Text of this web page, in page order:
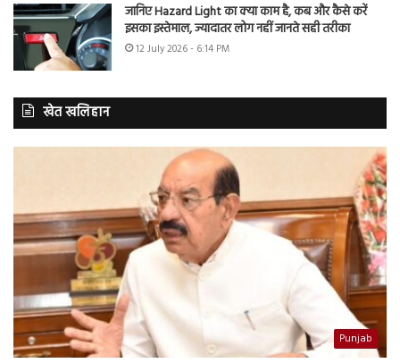
जानिए Hazard Light का क्या काम है, कब और कैसे करें
इसका इस्तेमाल, ज्यादातर लोग नहीं जानते सही तरीका
12 July 2026 - 6:14 PM
खेत खलिहान
Punjab